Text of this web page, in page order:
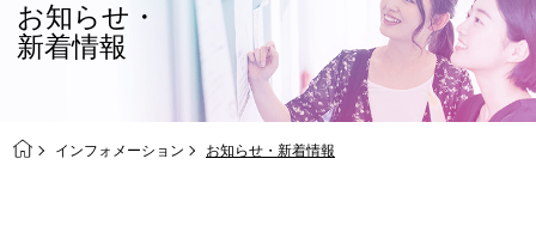
お知らせ・
新着情報
インフォメーション お知らせ・新着情報